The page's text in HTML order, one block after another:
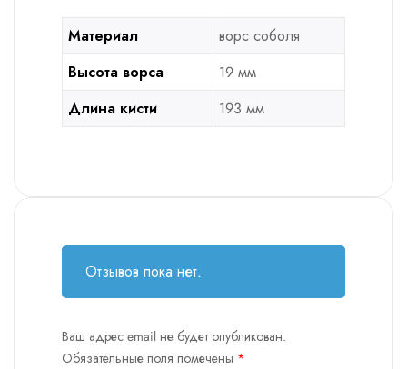
Материал
ворс соболя
Высота ворса
19 мм
Длина кисти
193 мм
Отзывов пока нет.
Ваш адрес email не будет опубликован.
Обязательные поля помечены *